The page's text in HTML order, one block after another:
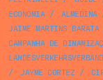
ECONOMIA/ ALMEDINA
JAIME MARTINS BARATA
CAMPANHA DE
/
JAYME CORTEZ /